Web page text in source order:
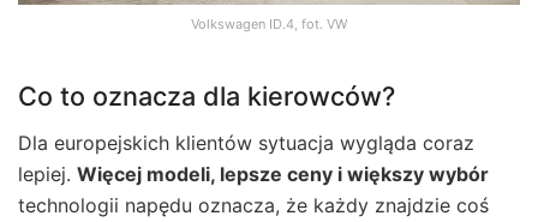
Volkswagen ID.4, fot. VW
Co to oznacza dla kierowców?
Dla europejskich klientów sytuacja wygląda coraz
lepiej. Więcej modeli, lepsze ceny i większy wybór
technologii napędu oznacza, że każdy znajdzie coś